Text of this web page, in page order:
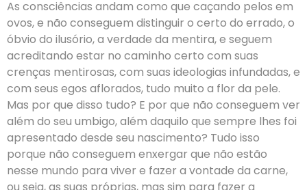
As consciências andam como que caçando pelos em
ovos, e não conseguem distinguir o certo do errado, o
óbvio do ilusório, a verdade da mentira, e seguem
acreditando estar no caminho certo com suas
crenças mentirosas, com suas ideologias infundadas, e
com seus egos aflorados, tudo muito a flor da pele.
Mas por que disso tudo? E por que não conseguem ver
além do seu umbigo, além daquilo que sempre lhes foi
apresentado desde seu nascimento? Tudo isso
porque não conseguem enxergar que não estão
nesse mundo para viver e fazer a vontade da carne,